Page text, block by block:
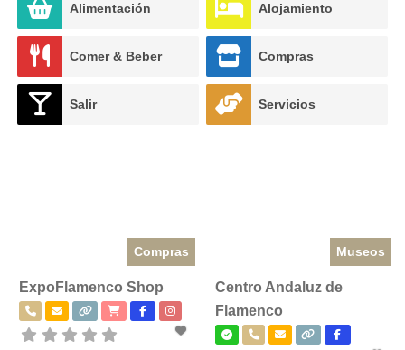
Alimentación Alojamiento
Comer & Beber Compras
Salir Servicios
Compras
ExpoFlamenco Shop
Museos
Centro Andaluz de
Flamenco